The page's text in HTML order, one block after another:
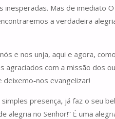
Mas de
a verdadeira
e nos unja, aqui e agora,
com a missão dos
deixemo-nos evangelizar!
presença, já faz o seu
alegria no Senhor!” É uma